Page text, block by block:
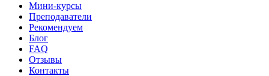
Мини-курсы
Преподаватели
Рекомендуем
Блог
FAQ
Отзывы
Контакты